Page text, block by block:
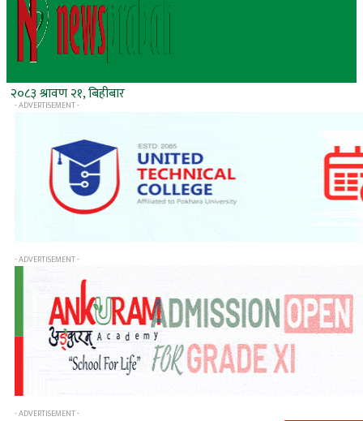
२०८३ श्रावण २१, बिहीबार
- ADVERTISEMENT -
- ADVERTISEMENT -
- ADVERTISEMENT -